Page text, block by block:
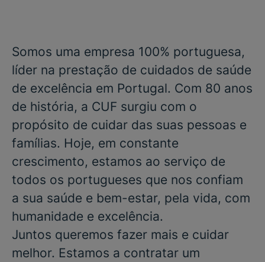
Somos uma empresa 100% portuguesa,
líder na prestação de cuidados de saúde
de excelência em Portugal. Com 80 anos
de história, a CUF surgiu com o
propósito de cuidar das suas pessoas e
famílias. Hoje, em constante
crescimento, estamos ao serviço de
todos os portugueses que nos confiam
a sua saúde e bem-estar, pela vida, com
humanidade e excelência.
Juntos queremos fazer mais e cuidar
melhor. Estamos a contratar um